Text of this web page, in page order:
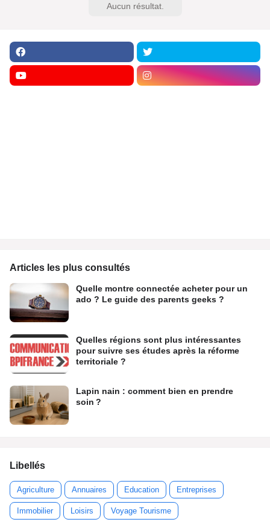
Aucun résultat.
Articles les plus consultés
Quelle montre connectée acheter pour un
ado ? Le guide des parents geeks ?
Quelles régions sont plus intéressantes
pour suivre ses études après la réforme
territoriale ?
Lapin nain : comment bien en prendre
soin ?
Libellés
Agriculture Annuaires Education Entreprises
Immobilier Loisirs Voyage Tourisme